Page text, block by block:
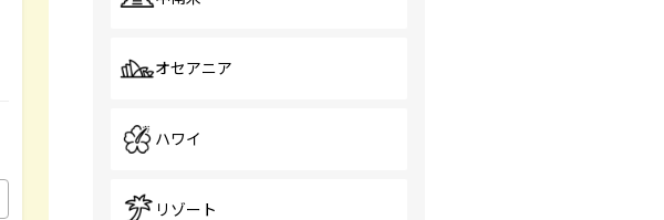
オセアニア
ハワイ
リゾート